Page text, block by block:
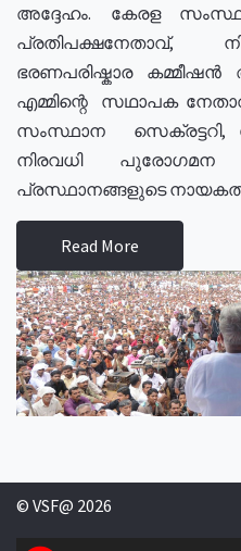
അദ്ദേഹം. കേരള
പ്രതിപക്ഷനേതാവ്,
ഭരണപരിഷ്കാര
എമ്മിന്റെ സഥാപക
സംസ്ഥാന സെക്രട്ടറി,
നിരവധി
പ്രസ്ഥാനങ്ങളുടെ
Read More
© VSF@ 2026